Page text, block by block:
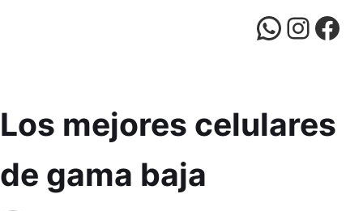
WhatsApp Instagram Facebook
Los mejores celulares
de gama baja